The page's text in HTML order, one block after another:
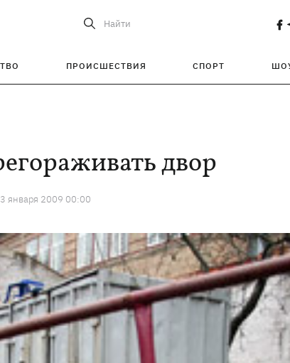
Найти
ПРОИСШЕСТВИЯ СПОРТ
двор
января 2009 00:00